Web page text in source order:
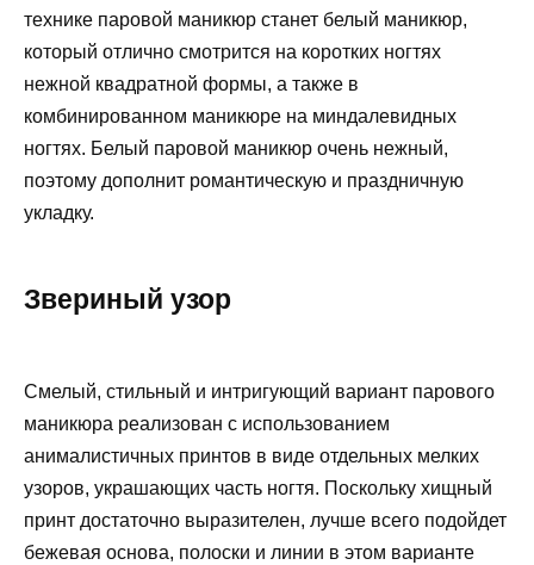
технике паровой маникюр станет белый маникюр,
который отлично смотрится на коротких ногтях
нежной квадратной формы, а также в
комбинированном маникюре на миндалевидных
ногтях. Белый паровой маникюр очень нежный,
поэтому дополнит романтическую и праздничную
укладку.
Звериный узор
Смелый, стильный и интригующий вариант парового
маникюра реализован с использованием
анималистичных принтов в виде отдельных мелких
узоров, украшающих часть ногтя. Поскольку хищный
принт достаточно выразителен, лучше всего подойдет
бежевая основа, полоски и линии в этом варианте